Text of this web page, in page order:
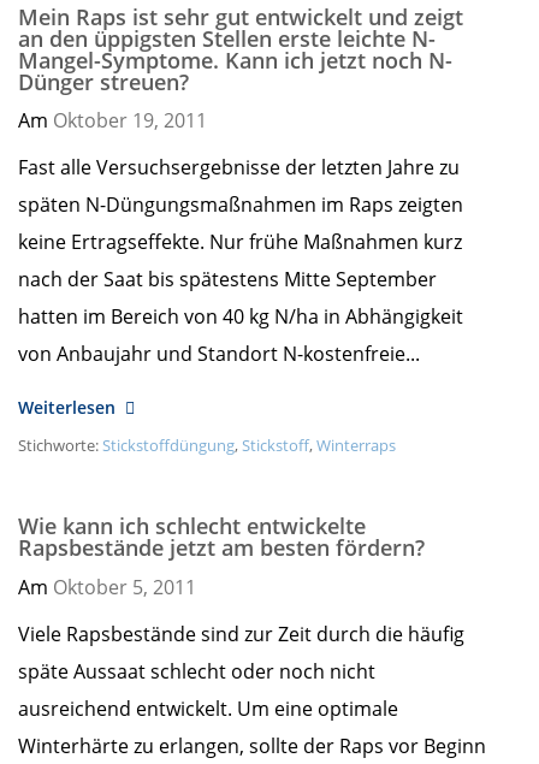
Mein Raps ist sehr gut entwickelt und zeigt
an den üppigsten Stellen erste leichte N-
Mangel-Symptome. Kann ich jetzt noch N-
Dünger streuen?
Am Oktober 19, 2011
Fast alle Versuchsergebnisse der letzten Jahre zu
späten N-Düngungsmaßnahmen im Raps zeigten
keine Ertragseffekte. Nur frühe Maßnahmen kurz
nach der Saat bis spätestens Mitte September
hatten im Bereich von 40 kg N/ha in Abhängigkeit
von Anbaujahr und Standort N-kostenfreie...
Weiterlesen
Stichworte:Stickstoffdüngung,Stickstoff,Winterraps
Wie kann ich schlecht entwickelte
Rapsbestände jetzt am besten fördern?
Am Oktober 5, 2011
Viele Rapsbestände sind zur Zeit durch die häufig
späte Aussaat schlecht oder noch nicht
ausreichend entwickelt. Um eine optimale
Winterhärte zu erlangen, sollte der Raps vor Beginn